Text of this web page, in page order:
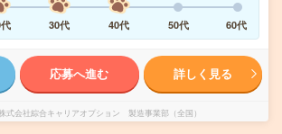
30代 40代 50代 60代
応募へ進む 詳しく見る
式会社綜合キャリアオプション 製造事業部（全国）